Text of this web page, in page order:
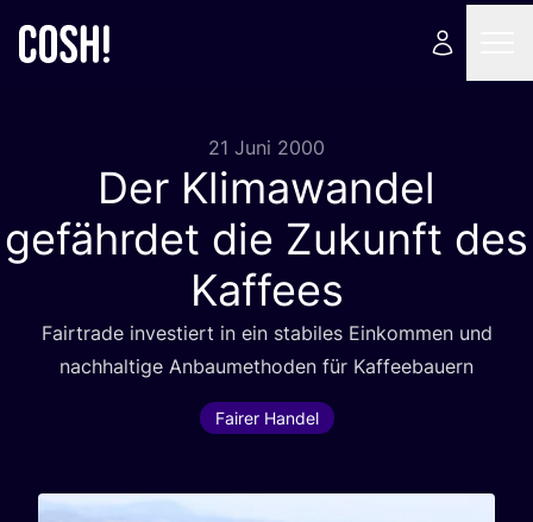
21 Juni 2000
Der Klimawandel
gefährdet die Zukunft des
Kaffees
Fair­trade inves­tiert in ein sta­bi­les Ein­kom­men und
nach­hal­ti­ge Anbau­me­tho­den für Kaffeebauern
Fairer Handel